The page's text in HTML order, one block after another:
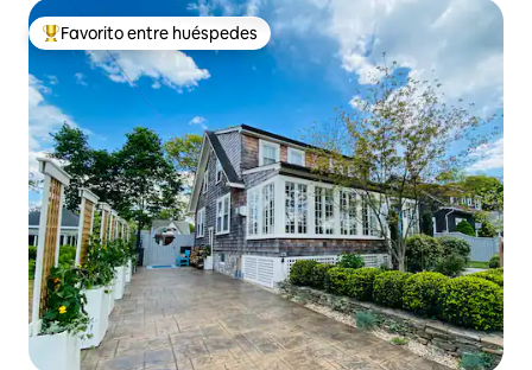
Favorito entre huéspedes preferido
Favorito entre huéspedes